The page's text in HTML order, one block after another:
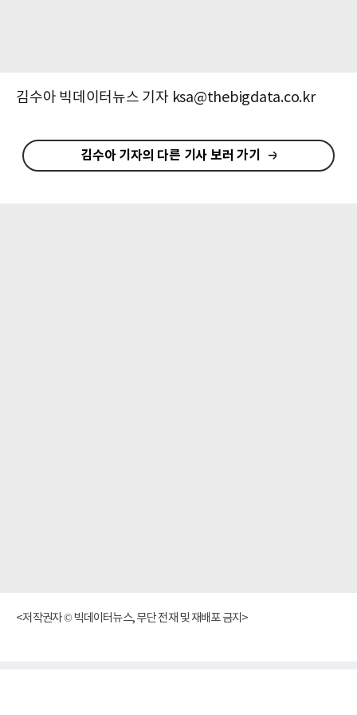
김수아 빅데이터뉴스 기자 ksa@thebigdata.co.kr
김수아 기자의 다른 기사 보러 가기
<저작권자 © 빅데이터뉴스, 무단 전재 및 재배포 금지>